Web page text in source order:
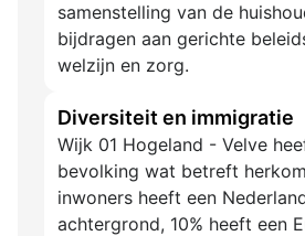
samenstelling van de
bijdragen aan gerichte
welzijn en zorg.
Diversiteit en immigratie
Wijk 01 Hogeland - Velve
bevolking wat betreft
inwoners heeft een
achtergrond, 10% heeft een